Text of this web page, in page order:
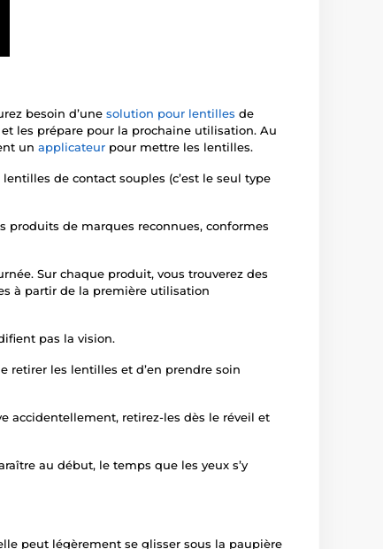
besoin d’une solution pour lentilles de
les prépare pour la prochaine utilisation. Au
un applicateur pour mettre les lentilles.
de contact souples (c’est le seul type
produits de marques reconnues, conformes
Sur chaque produit, vous trouverez des
à partir de la première utilisation
pas la vision.
retirer les lentilles et d’en prendre soin
accidentellement, retirez-les dès le réveil et
au début, le temps que les yeux s’y
peut légèrement se glisser sous la paupière